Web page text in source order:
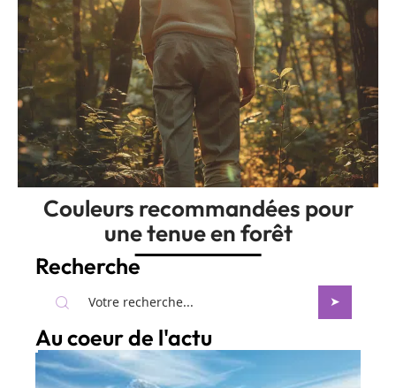
Couleurs recommandées pour
une tenue en forêt
Recherche
Au coeur de l'actu